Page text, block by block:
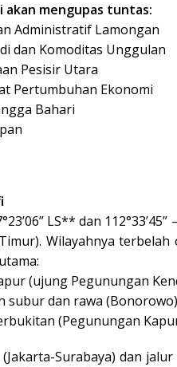
akan mengupas tuntas:
Administratif Lamongan
dan Komoditas Unggulan
Pesisir Utara
Pertumbuhan Ekonomi
Bahari
LS** dan 112°33’45”
Wilayahnya
(ujung Pegunungan
subur dan rawa
(Pegunungan
Surabaya) dan